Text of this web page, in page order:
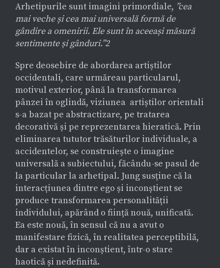
Arhetipurile sunt imagini primordiale, ”cea
mai veche și cea mai universală formă de
gândire a omenirii. Ele sunt în aceeași măsură
sentimente și gânduri.”2
Spre deosebire de abordarea artiștilor
occidentali, care urmăreau particularul,
motivul exterior, până la transformarea
pânzei în oglindă, viziunea artiștilor orientali
s-a bazat pe abstractizare, pe tratarea
decorativă și pe reprezentarea hieratică. Prin
eliminarea tututor trăsăturilor individuale, a
accidentelor, se construiește o imagine
universală a subiectului, făcându-se pasul de
la particular la arhetipal. Jung susține că la
interacțiunea dintre ego și inconștient se
produce transformarea personalității
individului, apărând o ființă nouă, unificată.
Ea este nouă, în sensul că nu a avut o
manifestare fizică, în realitatea perceptibilă,
dar a existat în inconștient, într-o stare
haotică și nedefinită.